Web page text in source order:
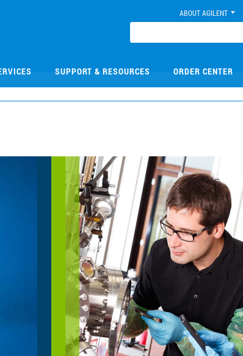
ABOUT AGILENT
SUPPORT & RESOURCES ORDER CENTER